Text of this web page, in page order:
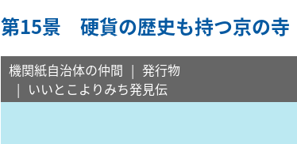
第15景 硬貨の歴史も持つ京の寺
機関紙自治体の仲間
発行物
いいとこよりみち発見伝